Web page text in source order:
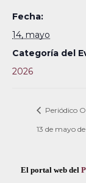
Fecha:
14, mayo
Categoría del
2026
Periódico
13 de mayo
El portal web del